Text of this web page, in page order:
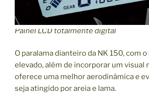
Painel LCD totalmente digital
O paralama dianteiro da NK 150, com
elevado, além de incorporar um visual
oferece uma melhor aerodinâmica e
seja atingido por areia e lama.